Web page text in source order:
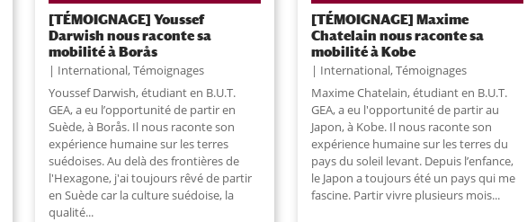
[TÉMOIGNAGE] Youssef
Darwish nous raconte sa
mobilité à Borås
International,Témoignages
Youssef Darwish, étudiant en B.U.T.
GEA, a eu l’opportunité de partir en
Suède, à Borås. Il nous raconte son
expérience humaine sur les terres
suédoises. Au delà des frontières de
l'Hexagone, j'ai toujours rêvé de partir
en Suède car la culture suédoise, la
qualité...
[TÉMOIGNAGE] Maxime
Chatelain nous raconte sa
mobilité à Kobe
International,Témoignages
Maxime Chatelain, étudiant en B.U.T.
GEA, a eu l'opportunité de partir au
Japon, à Kobe. Il nous raconte son
expérience humaine sur les terres du
pays du soleil levant. Depuis l’enfance,
le Japon a toujours été un pays qui me
fascine. Partir vivre plusieurs mois...